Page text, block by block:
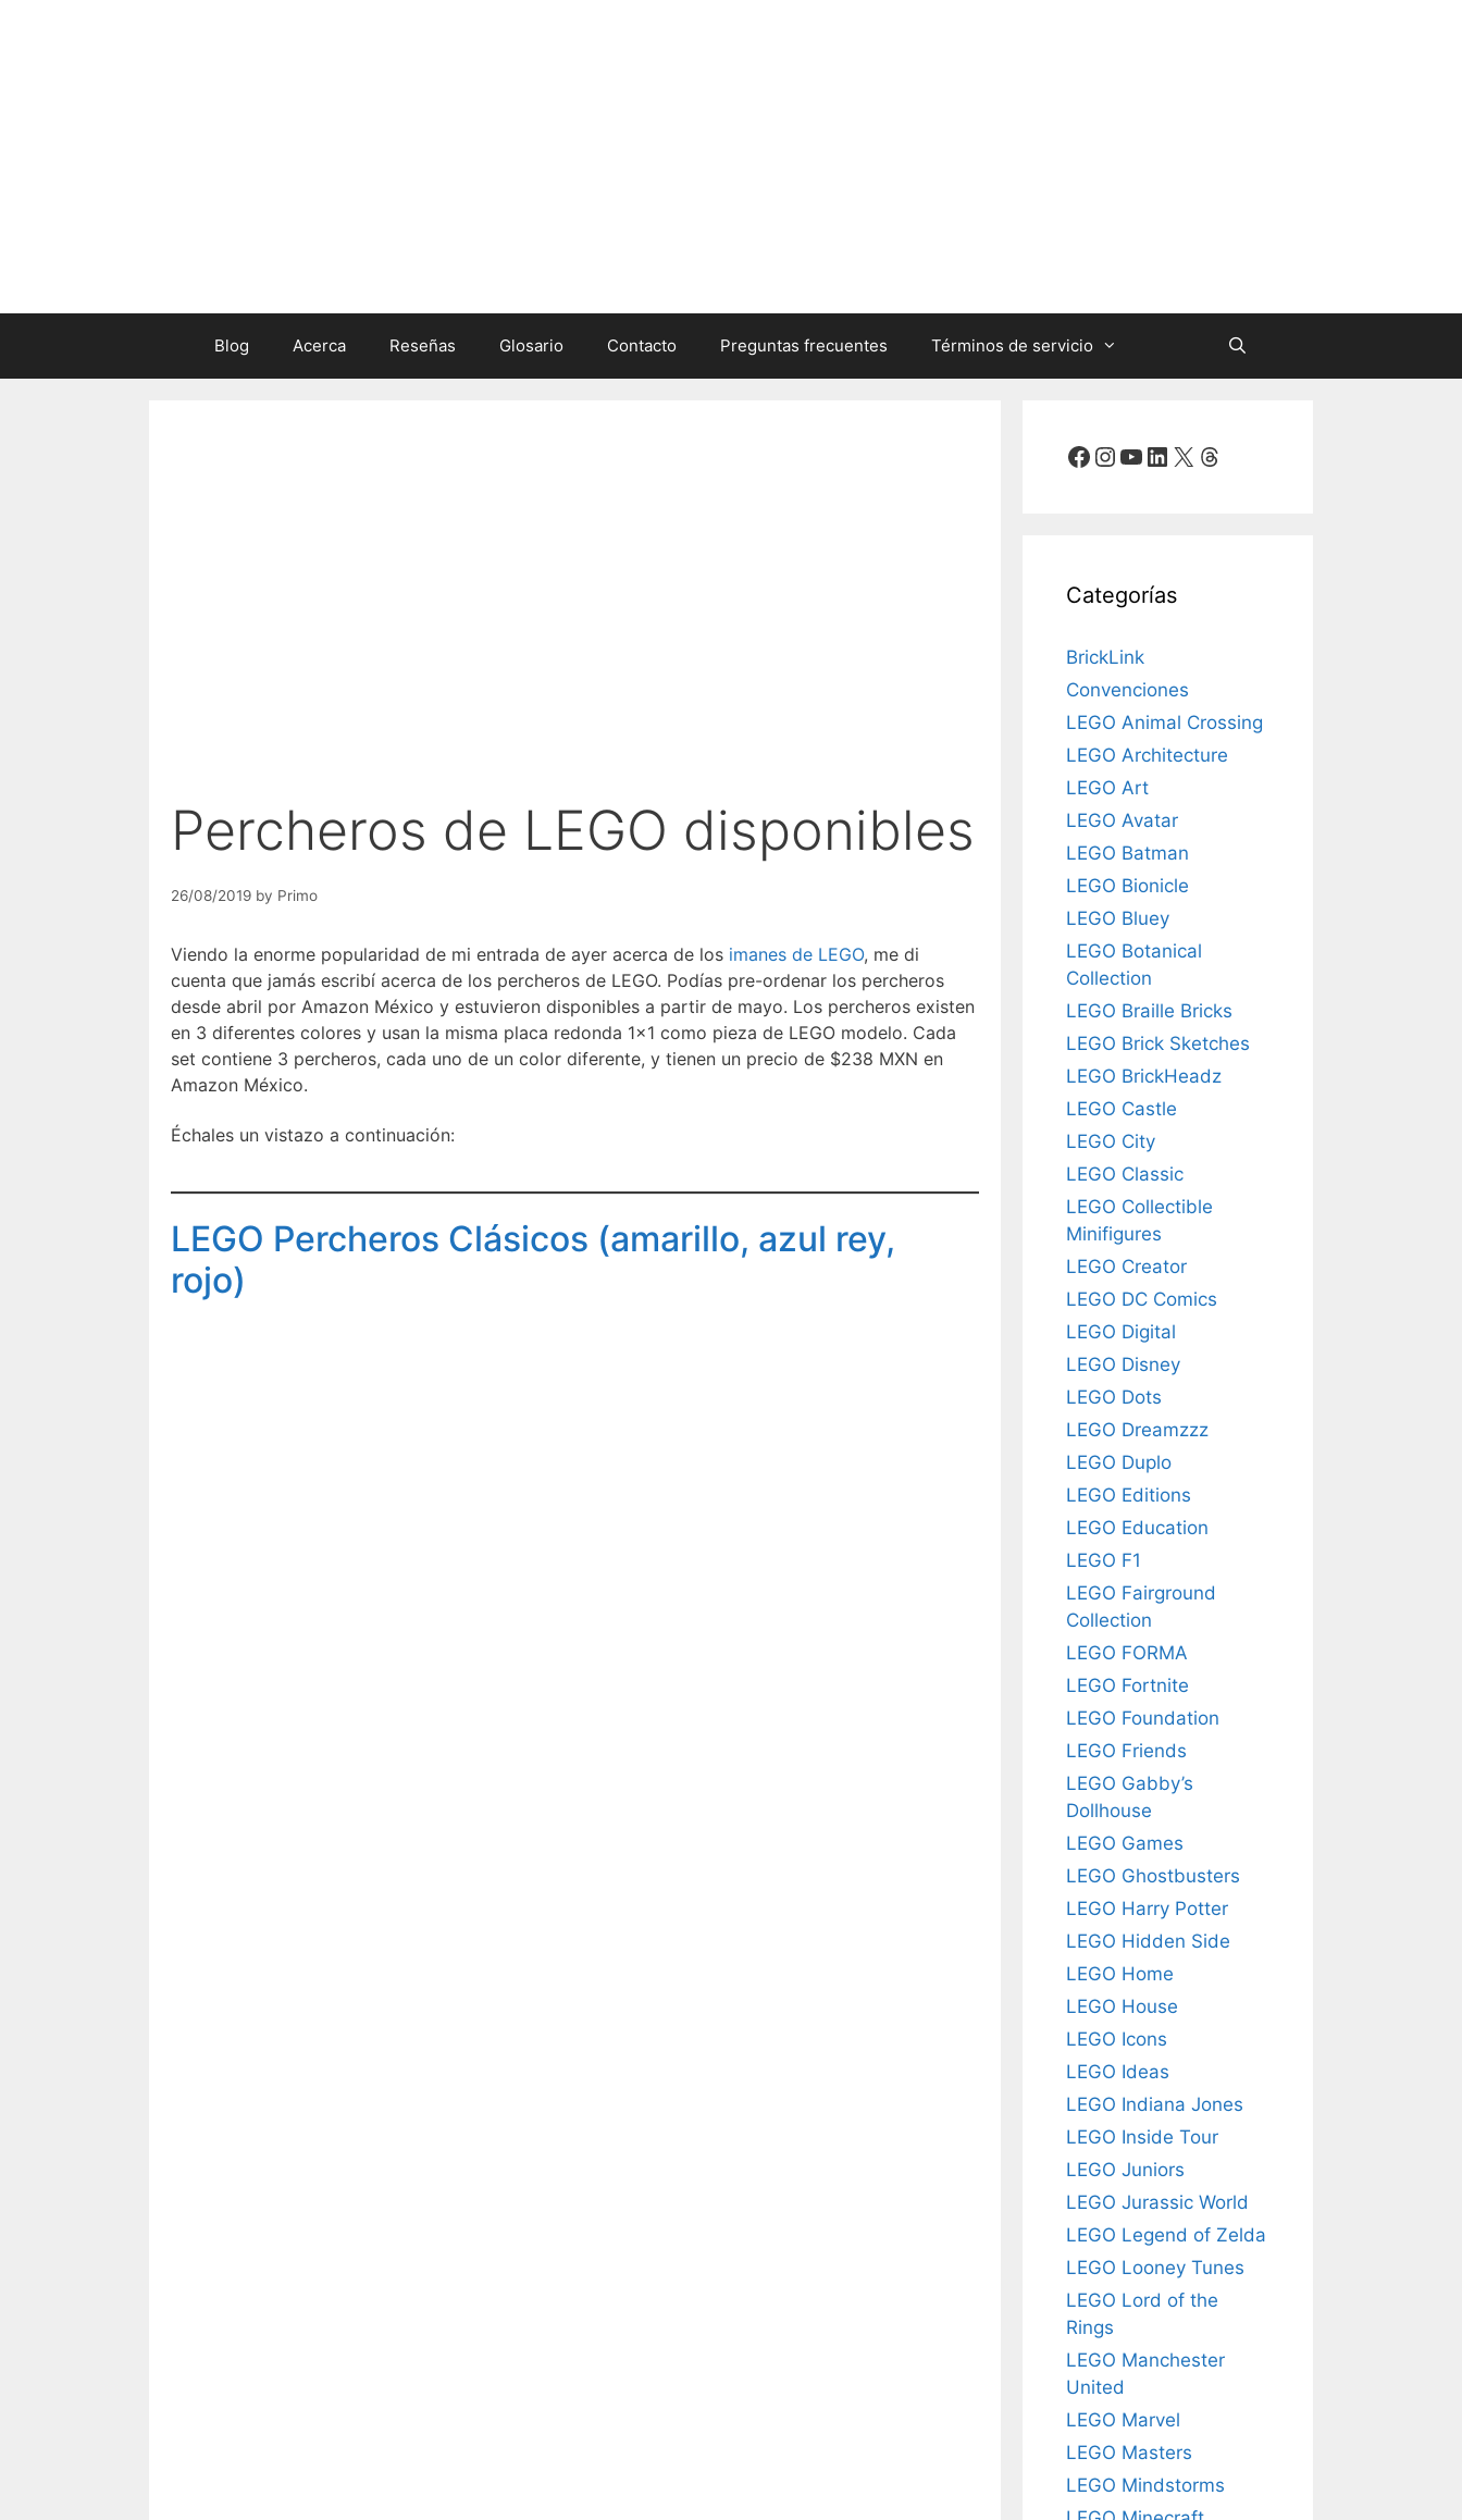
Blog Acerca Reseñas Glosario Contacto Preguntas frecuentes Términos de servicio
Percheros de LEGO disponibles
26/08/2019 by Primo
Viendo la enorme popularidad de mi entrada de ayer acerca de los imanes de LEGO, me di
cuenta que jamás escribí acerca de los percheros de LEGO. Podías pre-ordenar los percheros
desde abril por Amazon México y estuvieron disponibles a partir de mayo. Los percheros existen
en 3 diferentes colores y usan la misma placa redonda 1×1 como pieza de LEGO modelo. Cada
set contiene 3 percheros, cada uno de un color diferente, y tienen un precio de $238 MXN en
Amazon México.
Échales un vistazo a continuación:
LEGO Percheros Clásicos (amarillo, azul rey,
rojo)
Facebook
Instagram
YouTube
LinkedIn
X Threads
Categorías
BrickLink
Convenciones
LEGO Animal Crossing
LEGO Architecture
LEGO Art
LEGO Avatar
LEGO Batman
LEGO Bionicle
LEGO Bluey
LEGO Botanical
Collection
LEGO Braille Bricks
LEGO Brick Sketches
LEGO BrickHeadz
LEGO Castle
LEGO City
LEGO Classic
LEGO Collectible
Minifigures
LEGO Creator
LEGO DC Comics
LEGO Digital
LEGO Disney
LEGO Dots
LEGO Dreamzzz
LEGO Duplo
LEGO Editions
LEGO Education
LEGO F1
LEGO Fairground
Collection
LEGO FORMA
LEGO Fortnite
LEGO Foundation
LEGO Friends
LEGO Gabby’s
Dollhouse
LEGO Games
LEGO Ghostbusters
LEGO Harry Potter
LEGO Hidden Side
LEGO Home
LEGO House
LEGO Icons
LEGO Ideas
LEGO Indiana Jones
LEGO Inside Tour
LEGO Juniors
LEGO Jurassic World
LEGO Legend of Zelda
LEGO Looney Tunes
LEGO Lord of the
Rings
LEGO Manchester
United
LEGO Marvel
LEGO Masters
LEGO Mindstorms